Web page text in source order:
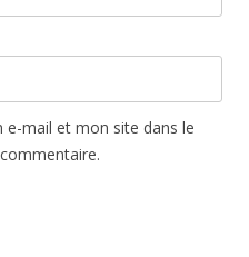
mail et mon site dans le